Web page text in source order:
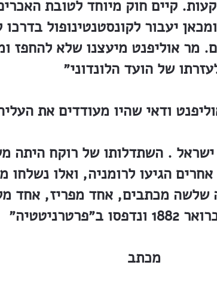
יעבור לקונסטנטינופול
מר אוליפנט מיעצנו שלא להחפז
ודאי שהיו מעודדים את
. השתדלותו של רוקח היתה
הגיעו לרומניה, ואלו נשלחו
שלשה מכתבים, אחד מפריז, אחד
מכתב